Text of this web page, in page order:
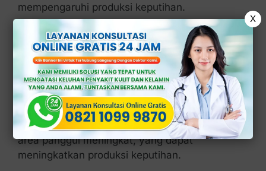
mempengaruhi produksi keputihan.
Pada fase ovulasi, biasanya keputihan menjadi
lebih banyak, jernih, dan elastis.
2. Kehamilan
Pada awal kehamilan, tubuh menghasilkan lebih
banyak hormon estrogen dan aliran darah ke
area panggul meningkat, yang dapat
meningkatkan produksi keputihan.
X